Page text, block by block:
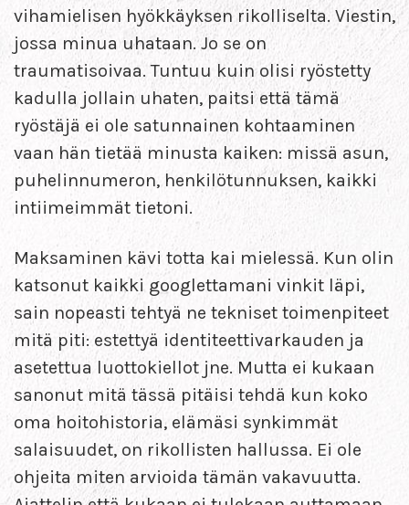
vihamielisen hyökkäyksen rikolliselta. Viestin,
jossa minua uhataan. Jo se on
traumatisoivaa. Tuntuu kuin olisi ryöstetty
kadulla jollain uhaten, paitsi että tämä
ryöstäjä ei ole satunnainen kohtaaminen
vaan hän tietää minusta kaiken: missä asun,
puhelinnumeron, henkilötunnuksen, kaikki
intiimeimmät tietoni.
Maksaminen kävi totta kai mielessä. Kun olin
katsonut kaikki googlettamani vinkit läpi,
sain nopeasti tehtyä ne tekniset toimenpiteet
mitä piti: estettyä identiteettivarkauden ja
asetettua luottokiellot jne. Mutta ei kukaan
sanonut mitä tässä pitäisi tehdä kun koko
oma hoitohistoria, elämäsi synkimmät
salaisuudet, on rikollisten hallussa. Ei ole
ohjeita miten arvioida tämän vakavuutta.